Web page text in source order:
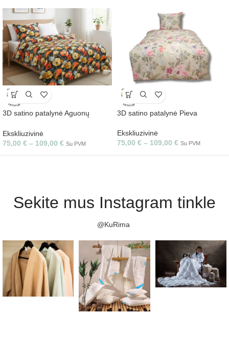
3D satino patalynė Aguonų
Ekskliuzivinė
75,00 € – 109,00 € Su PVM
3D satino patalynė Pieva
Ekskliuzivinė
75,00 € – 109,00 € Su PVM
Sekite mus Instagram tinkle
@KuRima